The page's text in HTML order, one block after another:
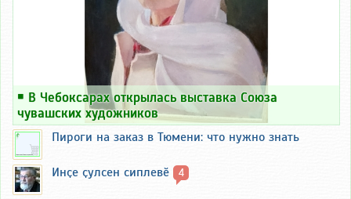
￭ В Чебоксарах открылась выставка Союза
чувашских художников
Пироги на заказ в Тюмени: что нужно знать
Инҫе ҫулсен сиплевӗ 4